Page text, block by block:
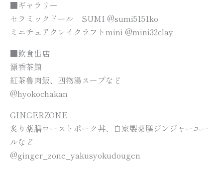
■ギャラリー
セラミックドール SUMI @sumi5151ko
ミニチュアクレイクラフトmini @mini32clay
■飲食出店
漂香茶館
紅茶魯肉飯、四物湯スープなど
@hyokochakan
GINGERZONE
炙り薬膳ローストポーク丼、自家製薬膳ジンジャーエー
ルなど
@ginger_zone_yakusyokudougen